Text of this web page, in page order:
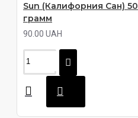
Sun (Калифорния Сан) 50
грамм
90.00 UAH